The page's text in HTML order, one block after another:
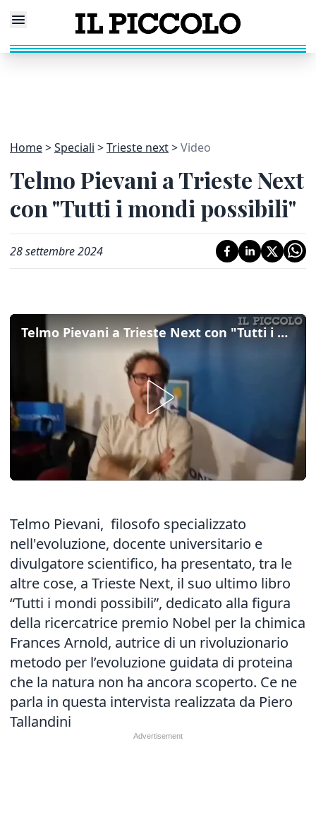
Home Speciali Trieste next Video
Telmo Pievani a Trieste Next
con "Tutti i mondi possibili"
28 settembre 2024
Telmo Pievani a Trieste Next con "Tutti i mondi possibili"
Telmo Pievani, filosofo specializzato
nell'evoluzione, docente universitario e
divulgatore scientifico, ha presentato, tra le
altre cose, a Trieste Next, il suo ultimo libro
“Tutti i mondi possibili”, dedicato alla figura
della ricercatrice premio Nobel per la chimica
Frances Arnold, autrice di un rivoluzionario
metodo per l’evoluzione guidata di proteina
che la natura non ha ancora scoperto. Ce ne
parla in questa intervista realizzata da Piero
Tallandini